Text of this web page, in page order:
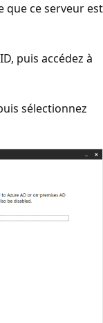
que ce serveur est
puis accédez à
sélectionnez